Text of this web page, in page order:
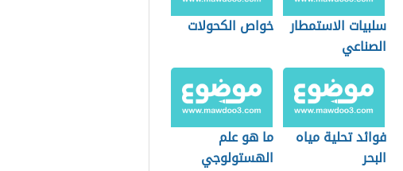
سلبيات الاستمطار
الصناعي
خواص الكحولات
فوائد تحلية مياه
البحر
ما هو علم
الهستولوجي